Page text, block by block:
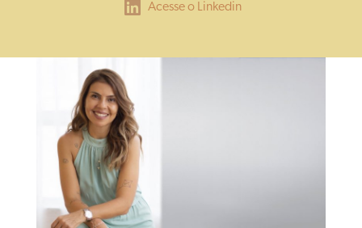
Acesse o Linkedin